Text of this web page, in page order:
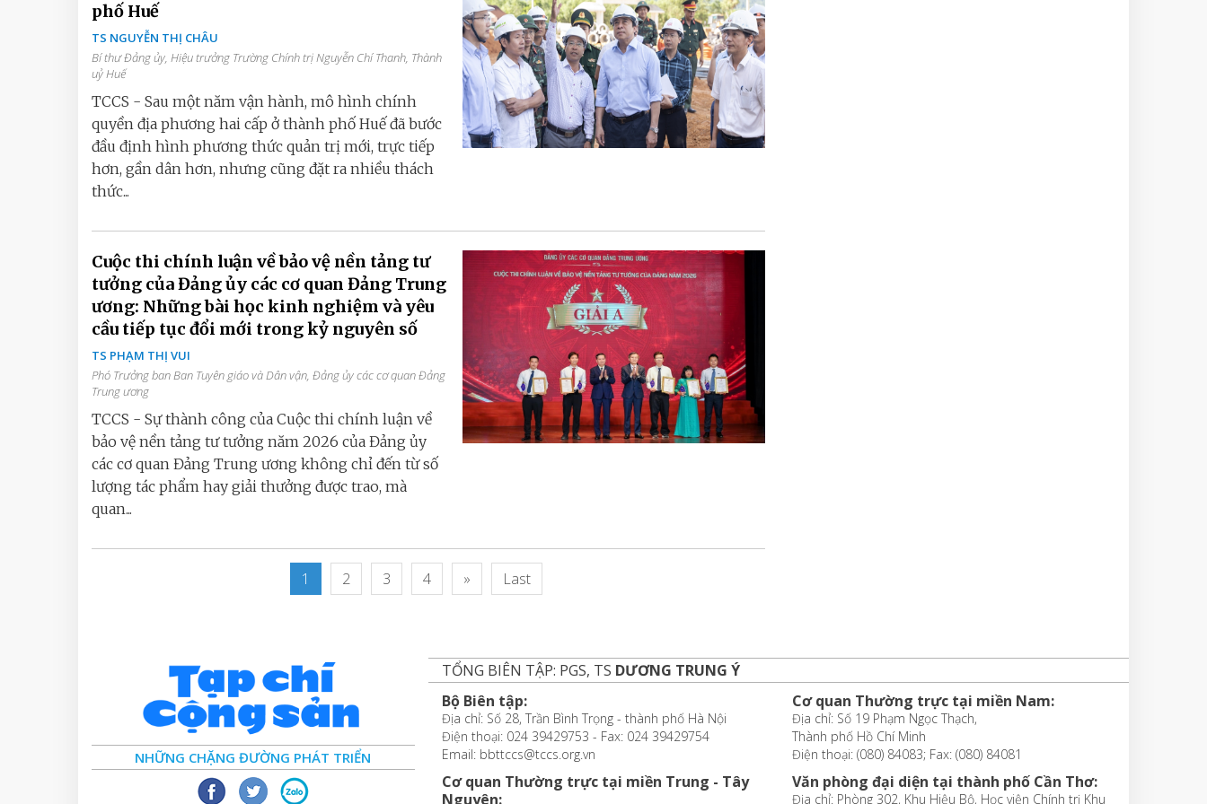
phố Huế
TS NGUYỄN THỊ CHÂU
Bí thư Đảng ủy, Hiệu trưởng Trường Chính trị Nguyễn Chí Thanh, Thành
uỷ Huế
TCCS - Sau một năm vận hành, mô hình chính
quyền địa phương hai cấp ở thành phố Huế đã bước
đầu định hình phương thức quản trị mới, trực tiếp
hơn, gần dân hơn, nhưng cũng đặt ra nhiều thách
thức...
Cuộc thi chính luận về bảo vệ nền tảng tư
tưởng của Đảng ủy các cơ quan Đảng Trung
ương: Những bài học kinh nghiệm và yêu
cầu tiếp tục đổi mới trong kỷ nguyên số
TS PHẠM THỊ VUI
Phó Trưởng ban Ban Tuyên giáo và Dân vận, Đảng ủy các cơ quan Đảng
Trung ương
TCCS - Sự thành công của Cuộc thi chính luận về
bảo vệ nền tảng tư tưởng năm 2026 của Đảng ủy
các cơ quan Đảng Trung ương không chỉ đến từ số
lượng tác phẩm hay giải thưởng được trao, mà
quan...
1 2 3 4 » Last
NHỮNG CHẶNG ĐƯỜNG PHÁT TRIỂN
TỔNG BIÊN TẬP: PGS, TS DƯƠNG TRUNG Ý
Bộ Biên tập:
Địa chỉ: Số 28, Trần Bình Trọng - thành phố Hà Nội
Điện thoại: 024 39429753 - Fax: 024 39429754
Email: bbttccs@tccs.org.vn
Cơ quan Thường trực tại miền Trung - Tây
Nguyên:
Cơ quan Thường trực tại miền Nam:
Địa chỉ: Số 19 Phạm Ngọc Thạch,
Thành phố Hồ Chí Minh
Điện thoại: (080) 84083; Fax: (080) 84081
Văn phòng đại diện tại thành phố Cần Thơ:
Địa chỉ: Phòng 302, Khu Hiệu Bộ, Học viện Chính trị Khu